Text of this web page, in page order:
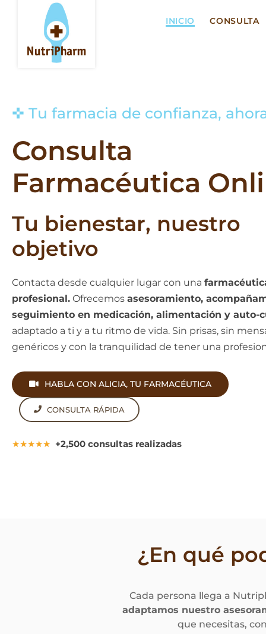
contenido
INICIO CONSULTA
✜ Tu farmacia de confianza,
Consulta
Farmacéutica
Tu bienestar, nuestro
objetivo
Contacta desde cualquier lugar con una
profesional. Ofrecemos asesoramiento,
seguimiento en medicación, alimentación y auto-
adaptado a ti y a tu ritmo de vida. Sin prisas, sin
genéricos y con la tranquilidad de tener una
HABLA CON ALICIA, TU FARMACÉUTICA
CONSULTA RÁPIDA
★★★★★ +2,500 consultas realizadas
¿En qué
Cada persona llega a
adaptamos nuestro
que necesitas,